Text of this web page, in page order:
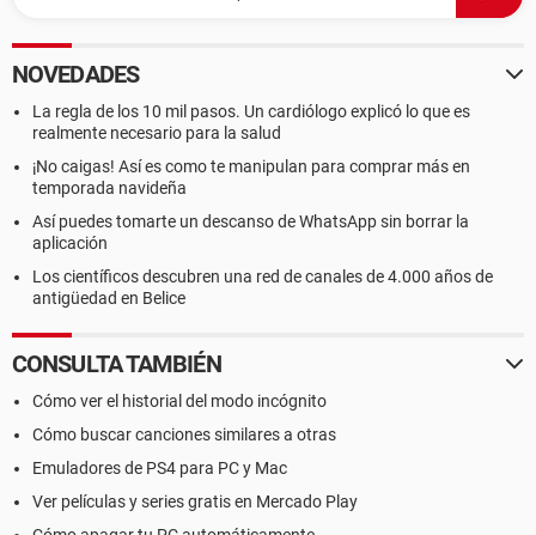
NOVEDADES
La regla de los 10 mil pasos. Un cardiólogo explicó lo que es
realmente necesario para la salud
¡No caigas! Así es como te manipulan para comprar más en
temporada navideña
Así puedes tomarte un descanso de WhatsApp sin borrar la
aplicación
Los científicos descubren una red de canales de 4.000 años de
antigüedad en Belice
CONSULTA TAMBIÉN
Cómo ver el historial del modo incógnito
Cómo buscar canciones similares a otras
Emuladores de PS4 para PC y Mac
Ver películas y series gratis en Mercado Play